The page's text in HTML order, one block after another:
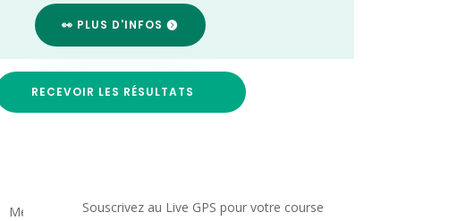
👀 PLUS D'INFOS
RECEVOIR LES RÉSULTATS
Medias Souscrivez au Live GPS pour votre course